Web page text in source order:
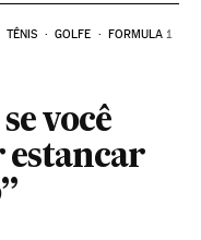
TÊNIS GOLFE FORMULA 1
você
estancar